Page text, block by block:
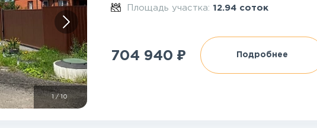
/ 10
Площадь участка:12.94 соток
704 940 ₽ Подробнее